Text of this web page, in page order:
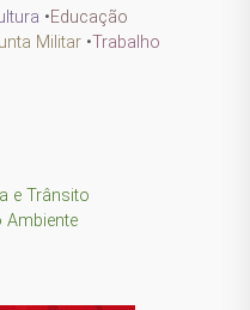
•Educação
Militar •Trabalho
e Trânsito
Ambiente